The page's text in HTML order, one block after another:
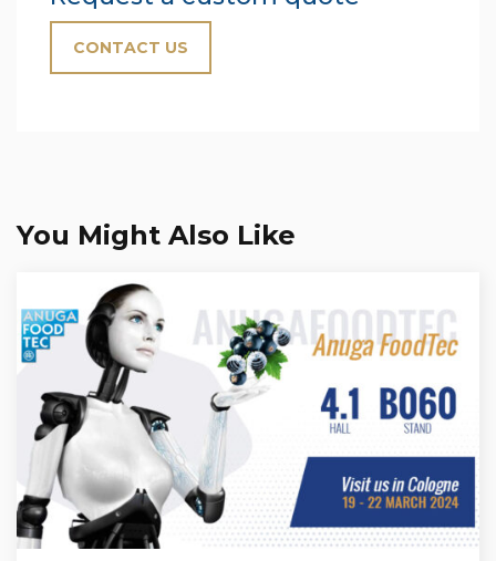
CONTACT US
You Might Also Like